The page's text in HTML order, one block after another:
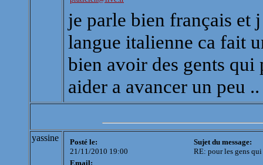
je parle bien français et
langue italienne ca fait
bien avoir des gents
aider a avancer un peu ..
yassine
Posté le:
21/11/2010 19:00
Sujet du message:
RE: pour les gens
Email: